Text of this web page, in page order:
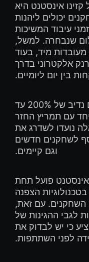
אינסטנט היא
יכולים ליהנות
עיבוד המשיכות
שנבחרה. למשל,
מיד, בעוד
אלקטרוני בדרך
בין יום ליומיים.
הקזינו מציע בונוס קבלת פנים נדיב של 200% עד
יחד עם תמריץ החזר
מבצעים אלה נועדו לשדרג את
לשחקנים חדשים
וגם קיימים.
אינסטנט פועל תחת
הצפנה
השחקנים. עם זאת,
לגבי ההגינות של
כי יש לבדוק את
לפני השתתפות.